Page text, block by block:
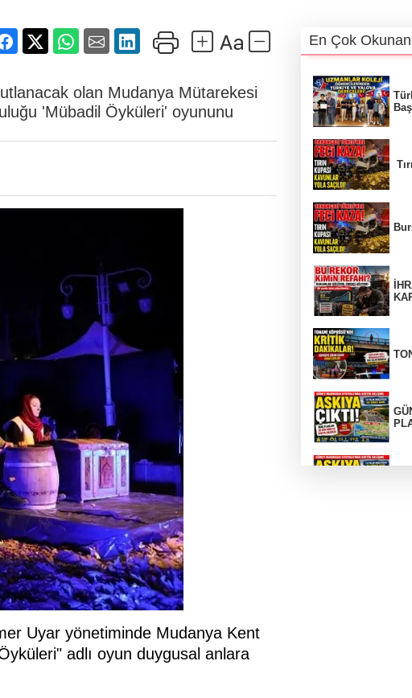
olan Mudanya Mütarekesi
'Mübadil Öyküleri' oyununu
Uyar yönetiminde Mudanya Kent
adlı oyun duygusal anlara
En Çok